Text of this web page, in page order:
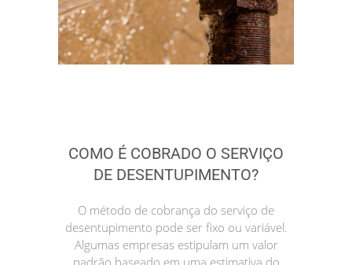
COMO É COBRADO O SERVIÇO
DE DESENTUPIMENTO?
O método de cobrança do serviço de
desentupimento pode ser fixo ou variável.
Algumas empresas estipulam um valor
padrão baseado em uma estimativa do